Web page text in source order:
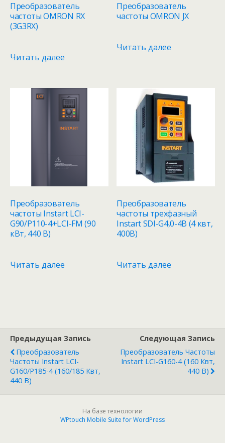
Преобразователь
частоты OMRON RX
(3G3RX)
Читать далее
Преобразователь
частоты OMRON JX
Читать далее
Преобразователь
частоты Instart LCI-
G90/P110-4+LCI-FM (90
кВт, 440 В)
Читать далее
Преобразователь
частоты трехфазный
Instart SDI-G4,0-4B (4 квт,
400В)
Читать далее
Предыдущая Запись
Преобразователь
Частоты Instart LCI-
G160/P185-4 (160/185 Квт,
440 В)
Следующая Запись
Преобразователь Частоты
Instart LCI-G160-4 (160 Квт,
440 В)
На базе технологии
WPtouch Mobile Suite for WordPress